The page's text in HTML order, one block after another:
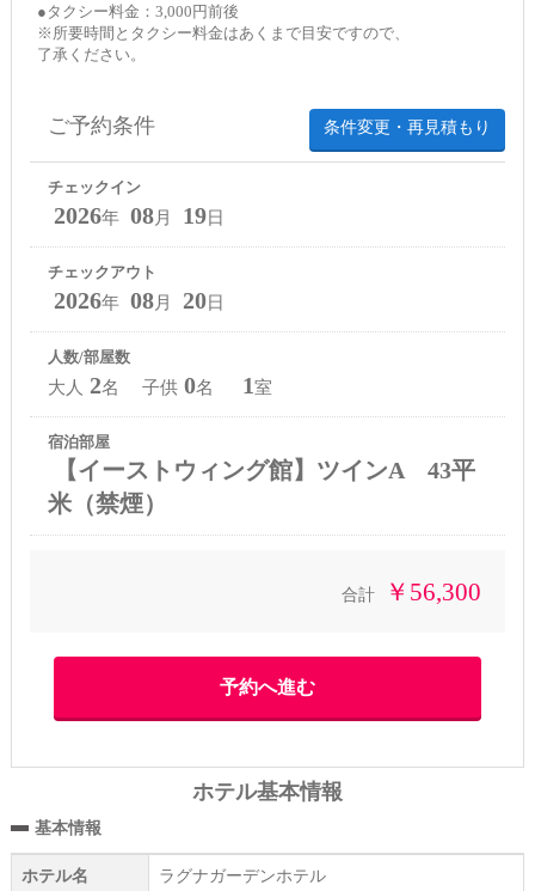
●タクシー料金：3,000円前後
※所要時間とタクシー料金はあくまで目安ですので、
了承ください。
条件変更・再見積もり
ご予約条件
チェックイン
2026年 08月 19日
チェックアウト
2026年 08月 20日
人数/部屋数
大人 2名 子供 0名 1室
宿泊部屋
【イーストウィング館】ツインA 43平
米（禁煙）
合計 ￥56,300
ホテル基本情報
基本情報
ホテル名 ラグナガーデンホテル